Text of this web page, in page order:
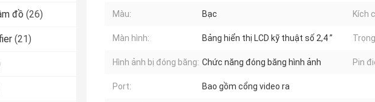
đồ (26)
(21)
Màu: Bạc Kích
Màn hình: Bảng hiển thị LCD kỹ thuật số 2,4 ”
Hình ảnh bị đóng băng: Chức năng đóng băng hình ảnh Pin
Port: Bao gồm cổng video ra